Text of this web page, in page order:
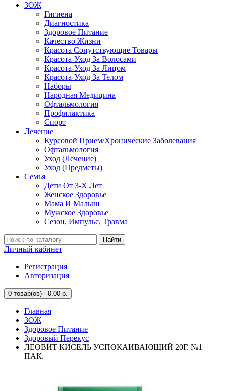
ЗОЖ
Гигиена
Диагностика
Здоровое Питание
Качество Жизни
Красота Сопутствующие Товары
Красота-Уход За Волосами
Красота-Уход За Лицом
Красота-Уход За Телом
Наборы
Народная Медицина
Офтальмология
Профилактика
Спорт
Лечение
Курсовой Прием/Хронические Заболевания
Офтальмология
Уход (Лечение)
Уход (Предметы)
Семья
Дети От 3-Х Лет
Женское Здоровье
Мама И Малыш
Мужское Здоровье
Сезон, Импульс, Травма
Найти
Личный кабинет
Регистрация
Авторизация
0 товар(ов) - 0.00 р.
Главная
ЗОЖ
Здоровое Питание
Здоровый Перекус
ЛЕОВИТ КИСЕЛЬ УСПОКАИВАЮЩИЙ 20Г. №1
ПАК.